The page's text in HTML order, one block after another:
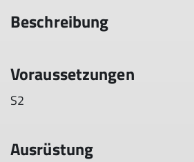
Beschreibung
Voraussetzungen
S2
Ausrüstung